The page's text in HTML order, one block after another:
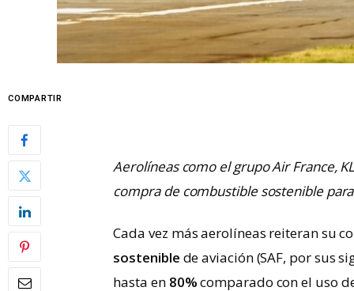
COMPARTIR
Aerolíneas como el grupo Air France,
compra de combustible sostenible
Cada vez más aerolíneas reiteran su
sostenible de aviación (SAF, por sus
hasta en80%comparado con el uso